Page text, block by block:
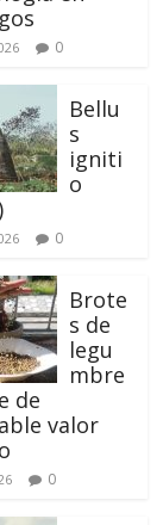
0
Bellu
s
igniti
o
0
Brote
s de
legu
mbre
de
valor
0